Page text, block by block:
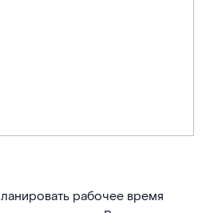
рабочее время